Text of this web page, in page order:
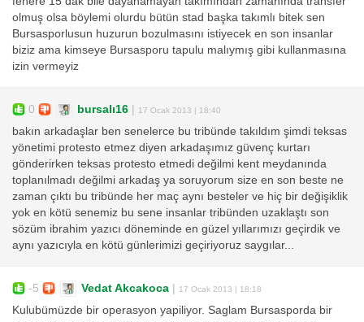
olmuş olsa böylemi olurdu bütün stad başka takımlı bitek sen
Bursasporlusun huzurun bozulmasını istiyecek en son insanlar
biziz ama kimseye Bursasporu tapulu malıymış gibi kullanmasına
izin vermeyiz
0 bursalı16 | 17 Ocak 2013 | 18:40
bakın arkadaşlar ben senelerce bu tribünde takıldım şimdi teksas
yönetimi protesto etmez diyen arkadaşımız güvenç kurtarı
gönderirken teksas protesto etmedi değilmi kent meydanında
toplanılmadı değilmi arkadaş ya soruyorum size en son beste ne
zaman çıktı bu tribünde her maç aynı besteler ve hiç bir değişiklik
yok en kötü senemiz bu sene insanlar tribünden uzaklaştı son
sözüm ibrahim yazıcı döneminde en güzel yıllarımızı geçirdik ve
aynı yazıcıyla en kötü günlerimizi geçiriyoruz saygılar...
-5 Vedat Akcakoca | 17 Ocak 2013 | 18:18
Kulubümüzde bir operasyon yapiliyor. Saglam Bursasporda bir